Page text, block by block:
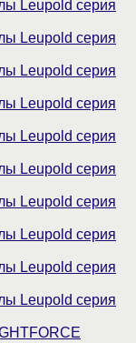
Leupold серия
Leupold серия
Leupold серия
Leupold серия
Leupold серия
Leupold серия
Leupold серия
Leupold серия
Leupold серия
Leupold серия